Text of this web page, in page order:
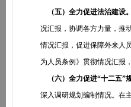
（五）全力促进法治建设
况汇报，协调各方力量，推
情况汇报，促进保障外来人
为人员条例》贯彻情况汇报
（六）全力促进“十二五”
深入调研规划编制情况。在